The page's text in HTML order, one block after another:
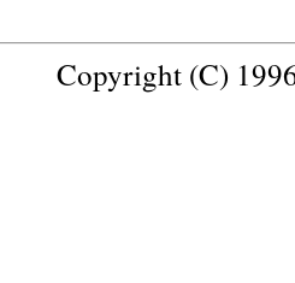
Copyright (C)